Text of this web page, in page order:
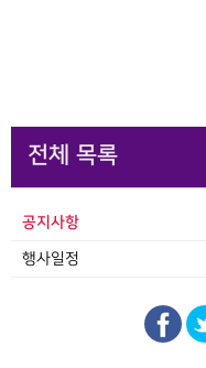
전체 목록
공지사항
행사일정